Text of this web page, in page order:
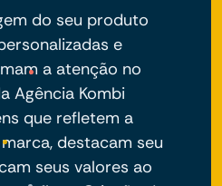
do seu produto
e
a atenção no
Agência Kombi
que refletem a
destacam seu
seus valores ao